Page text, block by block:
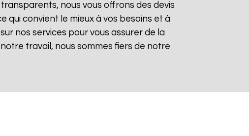
nous vous offrons des devis
qui convient le mieux à vos besoins et à
nos services pour vous assurer de la
travail, nous sommes fiers de notre